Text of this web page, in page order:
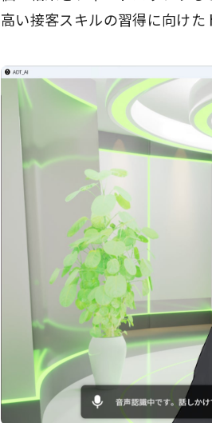
高い接客スキルの習得に向けた